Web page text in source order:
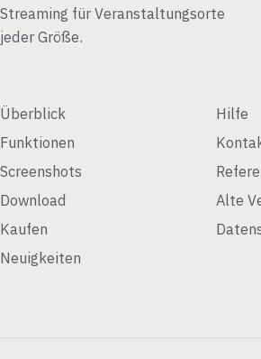
Streaming für Veranstaltungsorte
jeder Größe.
Überblick
Funktionen
Screenshots
Download
Kaufen
Neuigkeiten
Hilfe
Alte